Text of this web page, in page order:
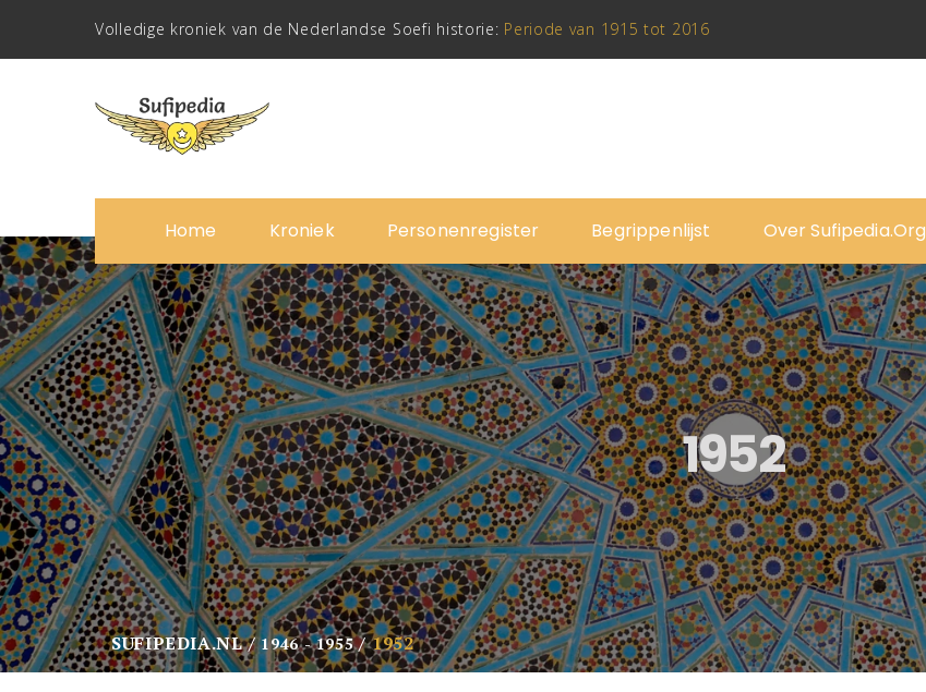
Volledige kroniek van de Nederlandse Soefi historie: Periode van 1915 tot 2016
Home Kroniek Personenregister Begrippenlijst Over Sufipedia.org
1952
SUFIPEDIA.NL 1946 - 1955 1952